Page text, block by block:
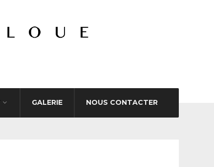
GALERIE NOUS CONTACTER